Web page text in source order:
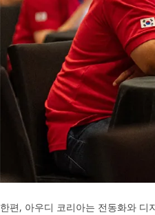
한편, 아우디 코리아는 전동화와 디